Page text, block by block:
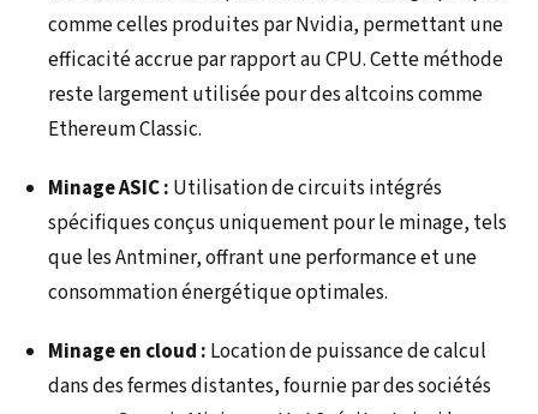
comme celles produites par Nvidia, permettant une
efficacité accrue par rapport au CPU. Cette méthode
reste largement utilisée pour des altcoins comme
Ethereum Classic.
Minage ASIC : Utilisation de circuits intégrés
spécifiques conçus uniquement pour le minage, tels
que les Antminer, offrant une performance et une
consommation énergétique optimales.
Minage en cloud : Location de puissance de calcul
dans des fermes distantes, fournie par des sociétés